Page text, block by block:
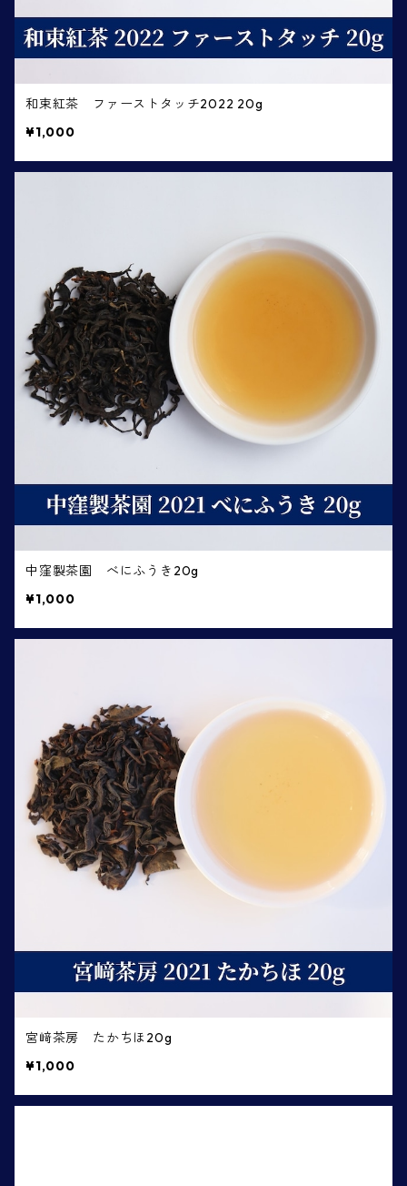
和束紅茶 ファーストタッチ2022 20g
¥1,000
中窪製茶園 べにふうき20g
¥1,000
宮﨑茶房 たかちほ20g
¥1,000